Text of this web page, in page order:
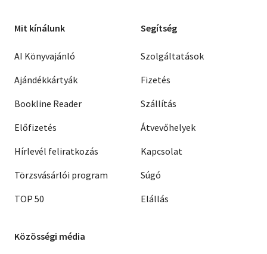
Mit kínálunk
AI Könyvajánló
Ajándékkártyák
Bookline Reader
Előfizetés
Hírlevél feliratkozás
Törzsvásárlói program
TOP 50
Segítség
Szolgáltatások
Fizetés
Szállítás
Átvevőhelyek
Kapcsolat
Súgó
Elállás
Közösségi média